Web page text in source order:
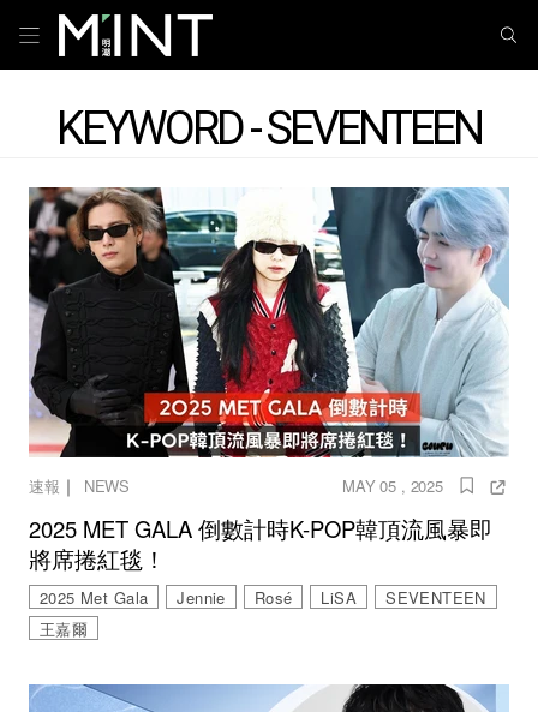
KEYWORD - SEVENTEEN
速報 ｜ NEWS MAY 05 , 2025
2025 MET GALA 倒數計時K-POP韓頂流風暴即
將席捲紅毯！
2025 Met Gala Jennie Rosé LiSA
SEVENTEEN
王嘉爾